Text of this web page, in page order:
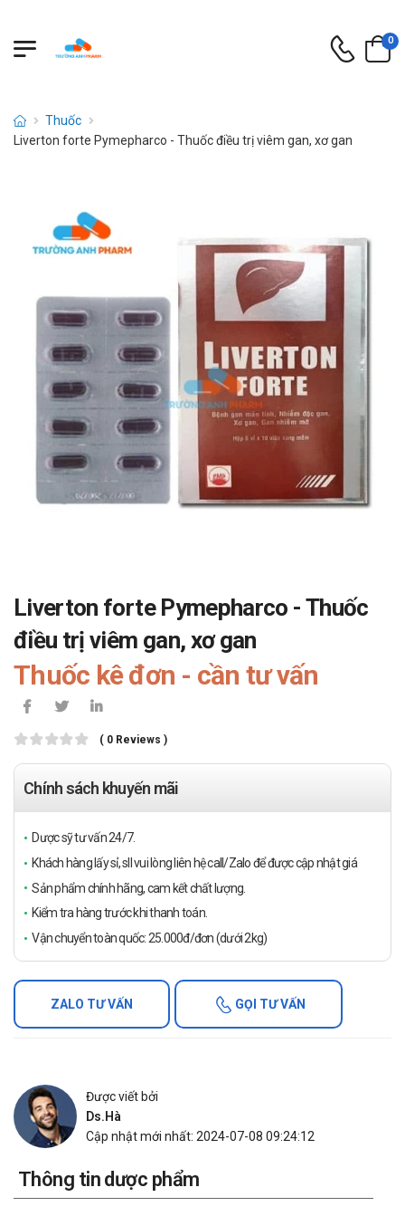
0
Thuốc
Liverton forte Pymepharco - Thuốc điều trị viêm gan, xơ gan
Liverton forte Pymepharco - Thuốc
điều trị viêm gan, xơ gan
Thuốc kê đơn - cần tư vấn
( 0 Reviews )
Chính sách khuyến mãi
Dược sỹ tư vấn 24/7.
Khách hàng lấy sỉ, sll vui lòng liên hệ call/Zalo để được cập nhật giá
Sản phẩm chính hãng, cam kết chất lượng.
Kiểm tra hàng trước khi thanh toán.
Vận chuyển toàn quốc: 25.000đ/đơn (dưới 2kg)
ZALO TƯ VẤN GỌI TƯ VẤN
Được viết bởi
Ds.Hà
Cập nhật mới nhất: 2024-07-08 09:24:12
Thông tin dược phẩm